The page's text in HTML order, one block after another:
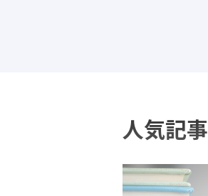
人気記事